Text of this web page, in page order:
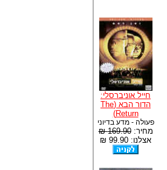
חייל אוניברסלי:
הדור הבא (The
Return)
פעולה - מדע בדיוני
מחיר:169.90 ₪
אצלנו: 99.90 ₪